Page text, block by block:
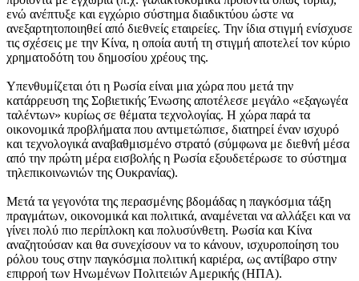
ενώ ανέπτυξε και εγχώριο σύστημα διαδικτύου ώστε να
ανεξαρτητοποιηθεί από διεθνείς εταιρείες. Την ίδια στιγμή ενίσχυσε
τις σχέσεις με την Κίνα, η οποία αυτή τη στιγμή αποτελεί τον κύριο
χρηματοδότη του δημοσίου χρέους της.
Υπενθυμίζεται ότι η Ρωσία είναι μια χώρα που μετά την
κατάρρευση της Σοβιετικής Ένωσης αποτέλεσε μεγάλο «εξαγωγέα
ταλέντων» κυρίως σε θέματα τεχνολογίας. Η χώρα παρά τα
οικονομικά προβλήματα που αντιμετώπισε, διατηρεί έναν ισχυρό
και τεχνολογικά αναβαθμισμένο στρατό (σύμφωνα με διεθνή μέσα
από την πρώτη μέρα εισβολής η Ρωσία εξουδετέρωσε το σύστημα
τηλεπικοινωνιών της Ουκρανίας).
Μετά τα γεγονότα της περασμένης βδομάδας η παγκόσμια τάξη
πραγμάτων, οικονομικά και πολιτικά, αναμένεται να αλλάξει και να
γίνει πολύ πιο περίπλοκη και πολυσύνθετη. Ρωσία και Κίνα
αναζητούσαν και θα συνεχίσουν να το κάνουν, ισχυροποίηση του
ρόλου τους στην παγκόσμια πολιτική καριέρα, ως αντίβαρο στην
επιρροή των Ηνωμένων Πολιτειών Αμερικής (ΗΠΑ).